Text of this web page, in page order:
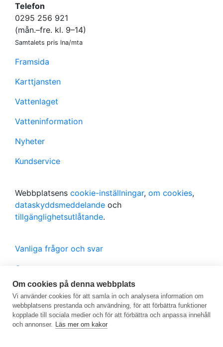
Telefon
0295 256 921
(mån.–fre. kl. 9–14)
Samtalets pris lna/mta
Framsida
Karttjansten
Vattenlaget
Vatteninformation
Nyheter
Kundservice
Webbplatsens cookie-inställningar, om cookies,
dataskyddsmeddelande och
tillgänglighetsutlåtande.
Vanliga frågor och svar
Ge respons
För medierna
Om cookies på denna webbplats
Vi använder cookies för att samla in och analysera information om
webbplatsens prestanda och användning, för att förbättra funktioner
kopplade till sociala medier och för att förbättra och anpassa innehåll
och annonser. Läs mer om kakor